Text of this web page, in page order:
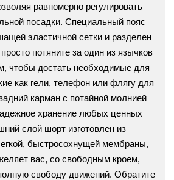
равномерно регулировать
посадки. Специальный пояс
эластичной сетки и разделен
потяните за один из язычков
чтобы достать необходимые для
как гели, телефон или флягу для
карман с потайной молнией
хранение любых ценных
слой шорт изготовлен из
быстросохнущей мембраны,
вас, со свободным кроем,
свободу движений. Обратите